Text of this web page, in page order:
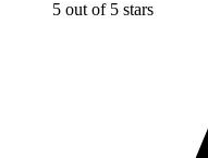
5 out of 5 stars